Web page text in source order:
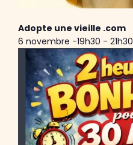
Adopte une vieille .com
6 novembre -19h30 - 21h30